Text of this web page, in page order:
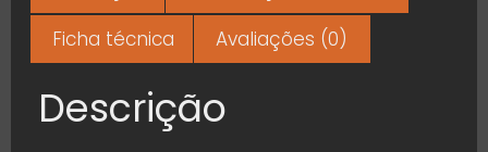
Ficha técnica
Avaliações (0)
Descrição